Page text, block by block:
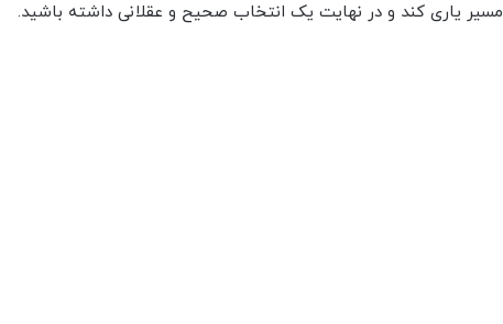
مسیر یاری کند و در نهایت یک انتخاب صحیح و عقلانی داشته باشید.